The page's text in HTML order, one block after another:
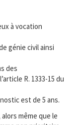
à vocation
génie civil ainsi
des
R. 1333-15 du
est de 5 ans.
même que le